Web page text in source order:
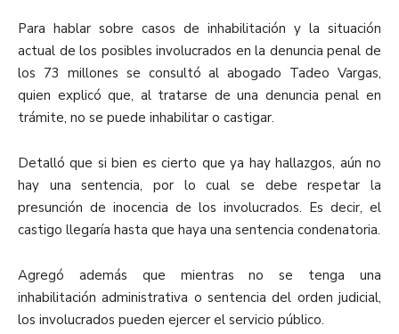
Para hablar sobre casos de inhabilitación y la situación
actual de los posibles involucrados en la denuncia penal de
los 73 millones se consultó al abogado Tadeo Vargas,
quien explicó que, al tratarse de una denuncia penal en
trámite, no se puede inhabilitar o castigar.
Detalló que si bien es cierto que ya hay hallazgos, aún no
hay una sentencia, por lo cual se debe respetar la
presunción de inocencia de los involucrados. Es decir, el
castigo llegaría hasta que haya una sentencia condenatoria.
Agregó además que mientras no se tenga una
inhabilitación administrativa o sentencia del orden judicial,
los involucrados pueden ejercer el servicio público.